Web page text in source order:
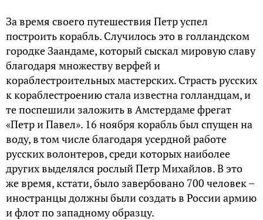
За время своего путешествия Петр успел
построить корабль. Случилось это в голландском
городке Заандаме, который сыскал мировую славу
благодаря множеству верфей и
кораблестроительных мастерских. Страсть русских
к кораблестроению стала известна голландцам, и
те поспешили заложить в Амстердаме фрегат
«Петр и Павел». 16 ноября корабль был спущен на
воду, в том числе благодаря усердной работе
русских волонтеров, среди которых наиболее
других выделялся рослый Петр Михайлов. В это
же время, кстати, было завербовано 700 человек –
иностранцы должны были создать в России армию
и флот по западному образцу.